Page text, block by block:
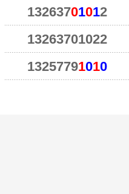
13263701012
13263701022
13257791010